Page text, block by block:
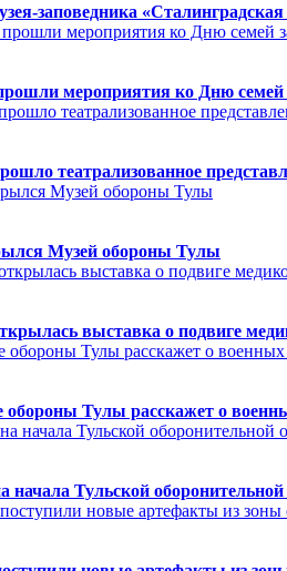
заповедника
мероприятия ко Дню семей
театрализованное
Музей обороны Тулы
выставка о подвиге
Тулы расскажет о
начала Тульской